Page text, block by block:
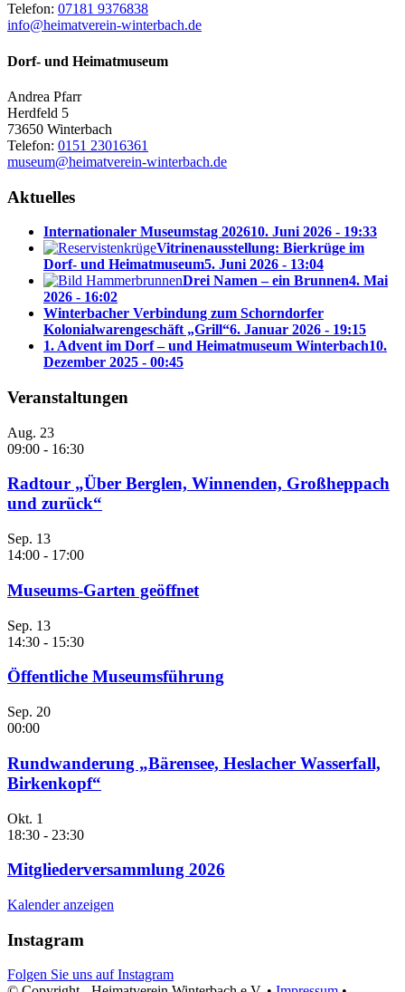
Telefon: 07181 9376838
info@heimatverein-winterbach.de
Dorf- und Heimatmuseum
Andrea Pfarr
Herdfeld 5
73650 Winterbach
Telefon: 0151 23016361
museum@heimatverein-winterbach.de
Aktuelles
Internationaler Museumstag 202610. Juni 2026 - 19:33
Vitrinenausstellung: Bierkrüge im
Dorf- und Heimatmuseum5. Juni 2026 - 13:04
Drei Namen – ein Brunnen4. Mai
2026 - 16:02
Winterbacher Verbindung zum Schorndorfer
Kolonialwarengeschäft „Grill“6. Januar 2026 - 19:15
1. Advent im Dorf – und Heimatmuseum Winterbach10.
Dezember 2025 - 00:45
Veranstaltungen
Aug. 23
09:00 - 16:30
Radtour „Über Berglen, Winnenden, Großheppach
und zurück“
Sep. 13
14:00 - 17:00
Museums-Garten geöffnet
Sep. 13
14:30 - 15:30
Öffentliche Museumsführung
Sep. 20
00:00
Rundwanderung „Bärensee, Heslacher Wasserfall,
Birkenkopf“
Okt. 1
18:30 - 23:30
Mitgliederversammlung 2026
Kalender anzeigen
Instagram
Folgen Sie uns auf Instagram